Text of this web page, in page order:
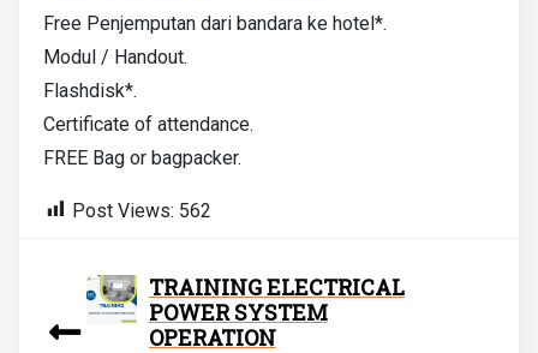
Free Penjemputan dari bandara ke hotel*.
Modul / Handout.
Flashdisk*.
Certificate of attendance.
FREE Bag or bagpacker.
Post Views: 562
TRAINING ELECTRICAL
POWER SYSTEM
OPERATION